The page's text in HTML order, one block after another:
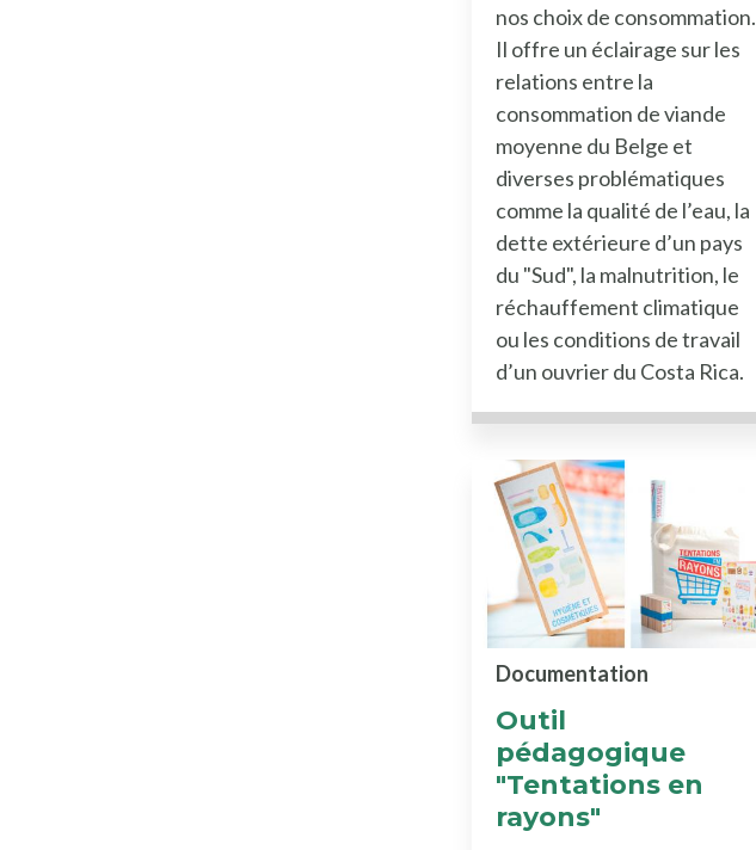
nos choix de consommation.
Il offre un éclairage sur les
relations entre la
consommation de viande
moyenne du Belge et
diverses problématiques
comme la qualité de l’eau, la
dette extérieure d’un pays
du "Sud", la malnutrition, le
réchauffement climatique
ou les conditions de travail
d’un ouvrier du Costa Rica.
Outil
pédagogique
"Tentations en
rayons"
Documentation